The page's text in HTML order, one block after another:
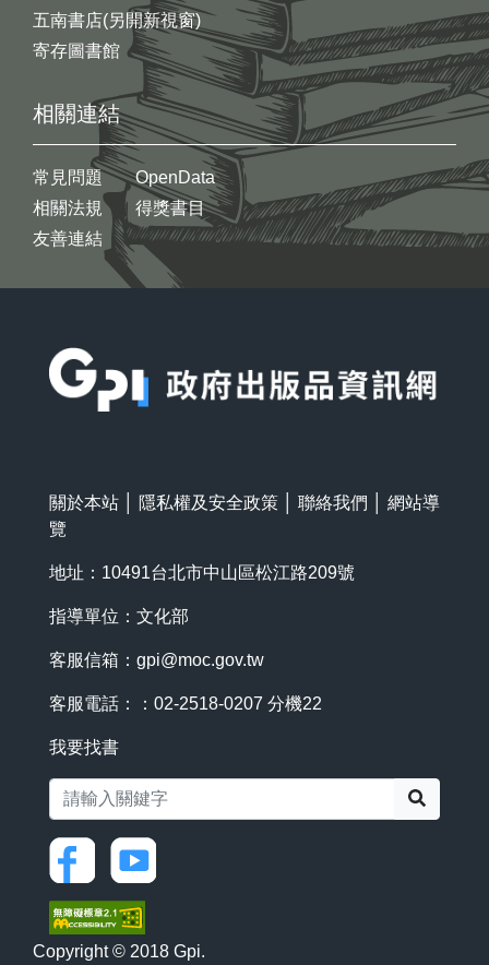
五南書店(另開新視窗)
寄存圖書館
相關連結
常見問題
相關法規
友善連結
OpenData
得獎書目
關於本站 隱私權及安全政策 聯絡我們
網站導
覽
地址：10491台北市中山區松江路209號
指導單位：文化部
客服信箱： gpi@moc.gov.tw
客服電話：：02-2518-0207 分機22
我要找書
Copyright © 2018 Gpi.